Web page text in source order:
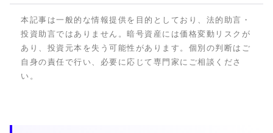
本記事は一般的な情報提供を目的としており、法的助言・
投資助言ではありません。暗号資産には価格変動リスクが
あり、投資元本を失う可能性があります。個別の判断はご
自身の責任で行い、必要に応じて専門家にご相談くださ
い。